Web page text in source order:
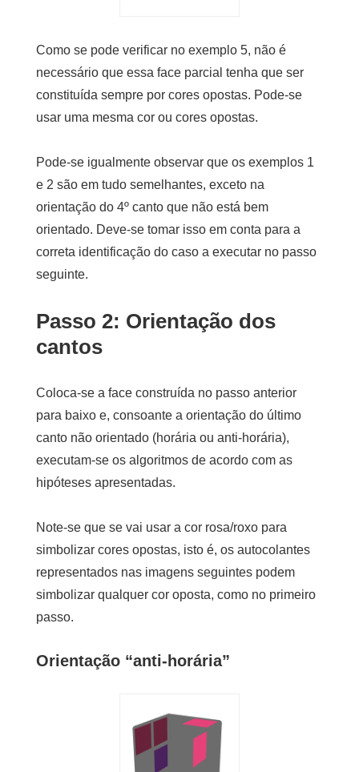
Como se pode verificar no exemplo 5, não é
necessário que essa face parcial tenha que ser
constituída sempre por cores opostas. Pode-se
usar uma mesma cor ou cores opostas.
Pode-se igualmente observar que os exemplos 1
e 2 são em tudo semelhantes, exceto na
orientação do 4º canto que não está bem
orientado. Deve-se tomar isso em conta para a
correta identificação do caso a executar no passo
seguinte.
Passo 2: Orientação dos
cantos
Coloca-se a face construída no passo anterior
para baixo e, consoante a orientação do último
canto não orientado (horária ou anti-horária),
executam-se os algoritmos de acordo com as
hipóteses apresentadas.
Note-se que se vai usar a cor rosa/roxo para
simbolizar cores opostas, isto é, os autocolantes
representados nas imagens seguintes podem
simbolizar qualquer cor oposta, como no primeiro
passo.
Orientação “anti-horária”